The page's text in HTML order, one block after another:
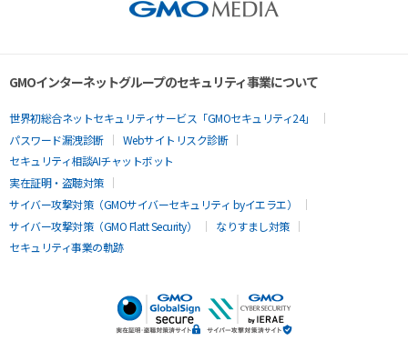
GMOインターネットグループのセキュリティ事業について
世界初総合ネットセキュリティサービス「GMOセキュリティ24」
パスワード漏洩診断
Webサイトリスク診断
セキュリティ相談AIチャットボット
実在証明・盗聴対策
サイバー攻撃対策（GMOサイバーセキュリティ byイエラエ）
サイバー攻撃対策（GMO Flatt Security）
なりすまし対策
セキュリティ事業の軌跡